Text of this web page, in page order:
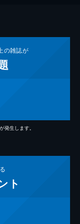
の雑誌が
生します。
ト